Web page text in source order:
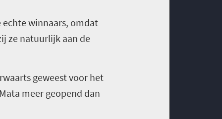
winnaars, omdat
ze natuurlijk aan de
geweest voor het
meer geopend dan